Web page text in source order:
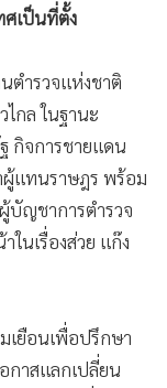
ศเป็นที่ตั้ง
ตำรวจแห่งชาติ
กล ในฐานะ
กิจการชายแดน
ผู้แทนราษฎร พร้อม
บัญชาการตำรวจ
นเรื่องส่วย แก๊ง
เยือนเพื่อปรึกษา
กาสแลกเปลี่ยน